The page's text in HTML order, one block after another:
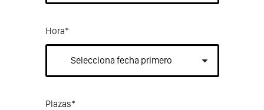
Hora*
Plazas*